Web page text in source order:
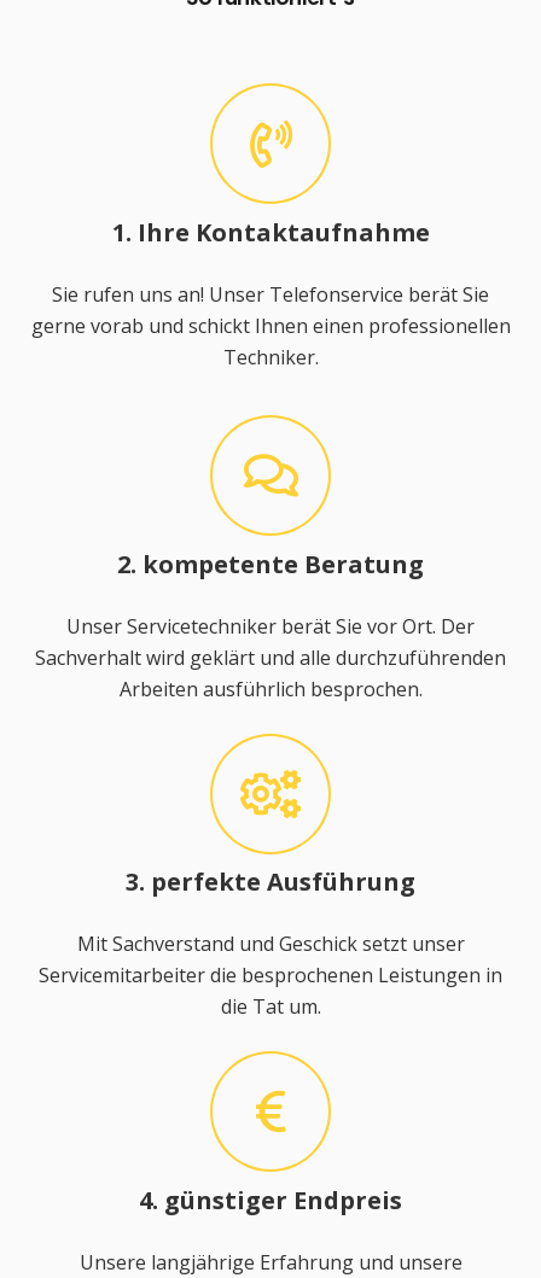
1. Ihre Kontaktaufnahme
Sie rufen uns an! Unser Telefonservice berät Sie
gerne vorab und schickt Ihnen einen professionellen
Techniker.
2. kompetente Beratung
Unser Servicetechniker berät Sie vor Ort. Der
Sachverhalt wird geklärt und alle durchzuführenden
Arbeiten ausführlich besprochen.
3. perfekte Ausführung
Mit Sachverstand und Geschick setzt unser
Servicemitarbeiter die besprochenen Leistungen in
die Tat um.
4. günstiger Endpreis
Unsere langjährige Erfahrung und unsere